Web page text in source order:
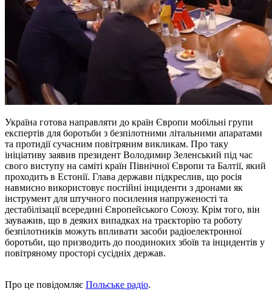
Україна готова направляти до країн Європи мобільні групи
експертів для боротьби з безпілотними літальними апаратами
та протидії сучасним повітряним викликам. Про таку
ініціативу заявив президент Володимир Зеленський під час
свого виступу на саміті країн Північної Європи та Балтії, який
проходить в Естонії. Глава держави підкреслив, що росія
навмисно використовує постійні інциденти з дронами як
інструмент для штучного посилення напруженості та
дестабілізації всередині Європейського Союзу. Крім того, він
зауважив, що в деяких випадках на траєкторію та роботу
безпілотників можуть впливати засоби радіоелектронної
боротьби, що призводить до поодиноких збоїв та інцидентів у
повітряному просторі сусідніх держав.
Про це повідомляє Польське радіо.